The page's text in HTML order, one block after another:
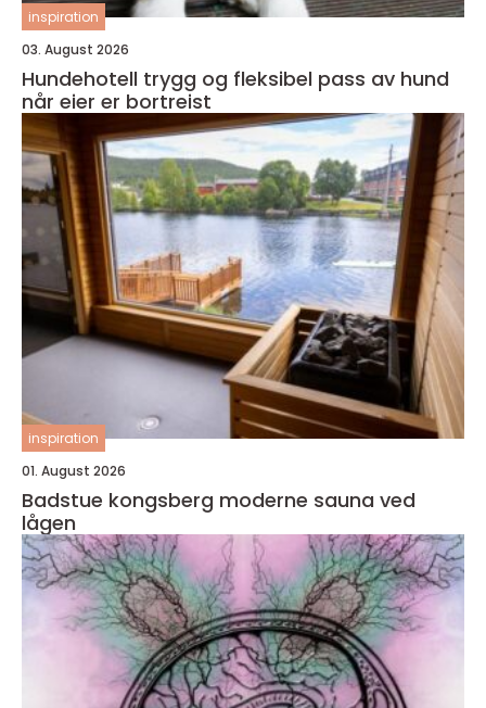
inspiration
03. August 2026
Hundehotell trygg og fleksibel pass av hund
når eier er bortreist
inspiration
01. August 2026
Badstue kongsberg moderne sauna ved
lågen